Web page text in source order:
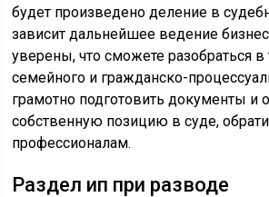
будет произведено деление в
зависит дальнейшее ведение
уверены, что сможете разобраться в
семейного и гражданско-
грамотно подготовить документы и
собственную позицию в суде,
профессионалам.
Раздел ип при разводе